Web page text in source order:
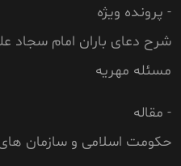
- پرونده ویژه
شرح دعای باران امام سجاد
مسئله مهریه
- مقاله
حكومت اسلامى و سازمان هاى